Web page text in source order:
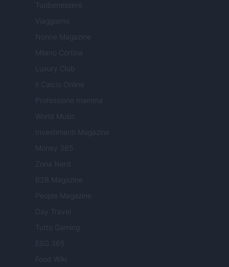
Tuobenessere
Viaggiamo
Nonne Magazine
Milano Cortina
Luxury Club
Il Calcio Online
Professione mamma
World Music
Investimenti Magazine
Money 365
Zona Nerd
B2B Magazine
People Magazine
Day Travel
Tutto Gaming
ESG 365
Food Wiki